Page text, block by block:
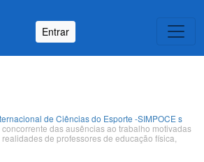
Entrar
de Ciências do Esporte -SIMPOCE s
das ausências ao trabalho motivadas
de professores de educação física,